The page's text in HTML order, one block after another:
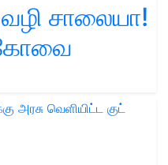
வழி சாலையா!